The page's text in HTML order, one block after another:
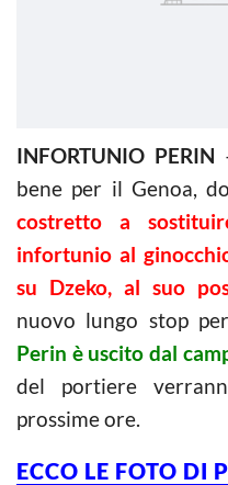
INFORTUNIO PERIN
bene per il Genoa,
costretto a
infortunio al
su Dzeko, al suo
nuovo lungo stop
Perin è uscito dal
del portiere
prossime ore.
ECCO LE FOTO DI